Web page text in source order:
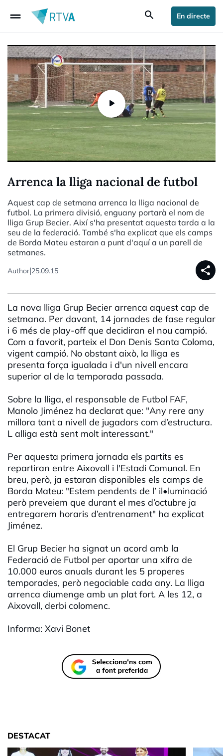
drag_handle search En directe
Arrenca la lliga nacional de futbol
Aquest cap de setmana arrenca la lliga nacional de
futbol. La primera divisió, enguany portarà el nom de
lliga Grup Becier. Així s'ha presentat aquesta tarda a la
seu de la federació. També s'ha explicat que els camps
de Borda Mateu estaran a punt d'aquí a un parell de
setmanes.
Author|25.09.15 share
La nova lliga Grup Becier arrenca aquest cap de
setmana. Per davant, 14 jornades de fase regular
i 6 més de play-off que decidiran el nou campió.
Com a favorit, parteix el Don Denis Santa Coloma,
vigent campió. No obstant això, la lliga es
presenta força igualada i d'un nivell encara
superior al de la temporada passada.
Sobre la lliga, el responsable de Futbol FAF,
Manolo Jiménez ha declarat que: "Any rere any
millora tant a nivell de jugadors com d’estructura.
L alliga està sent molt interessant."
Per aquesta primera jornada els partits es
repartiran entre Aixovall i l'Estadi Comunal. En
breu, però, ja estaran disponibles els camps de
Borda Mateu: "Estem pendents de l’ il•luminació
però preveiem que durant el mes d’octubre ja
entregarem horaris d’entrenament" ha explicat
Jiménez.
El Grup Becier ha signat un acord amb la
Federació de Futbol per aportar una xifra de
10.000 euros anuals durant les 5 properes
temporades, però negociable cada any. La lliga
arrenca diumenge amb un plat fort. A les 12, a
Aixovall, derbi colomenc.
Informa: Xavi Bonet
DESTACAT